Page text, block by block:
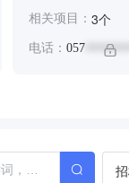
相关项目： 3个
电话： 057